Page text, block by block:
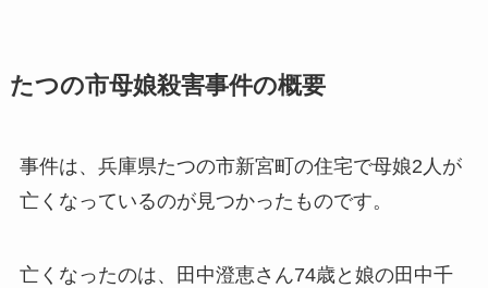
たつの市母娘殺害事件の概要
事件は、兵庫県たつの市新宮町の住宅で母娘2人が
亡くなっているのが見つかったものです。
亡くなったのは、田中澄恵さん74歳と娘の田中千